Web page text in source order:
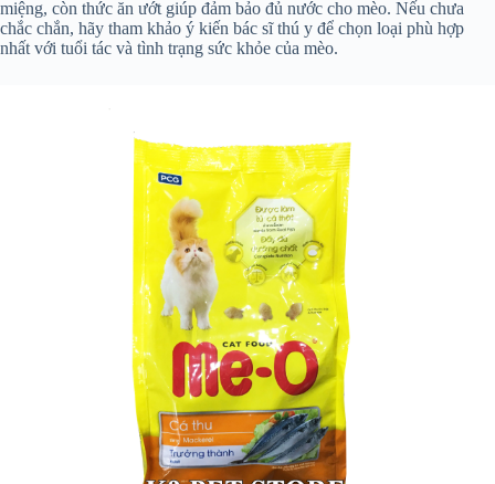
miệng, còn thức ăn ướt giúp đảm bảo đủ nước cho mèo. Nếu chưa
chắc chắn, hãy tham khảo ý kiến bác sĩ thú y để chọn loại phù hợp
nhất với tuổi tác và tình trạng sức khỏe của mèo.